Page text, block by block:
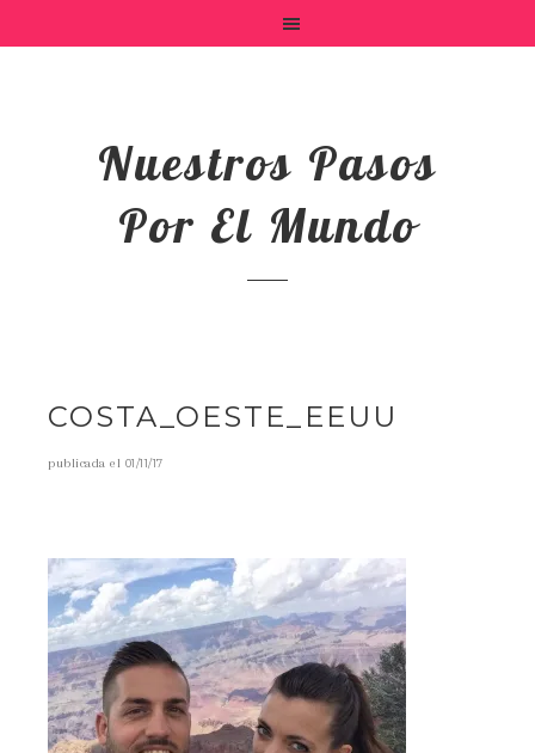
Nuestros Pasos
Por El Mundo
COSTA_OESTE_EEUU
publicada el 01/11/17